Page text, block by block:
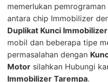
memerlukan
antara chip Immobilizer
Duplikat Kunci Immobilizer
mobil dan beberapa tipe
permasalahan dengan
Motor silahkan Hubungi
Immobilizer Tarempa.